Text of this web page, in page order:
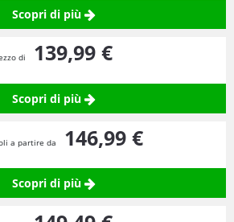
Scopri di più
di 139,99 €
Scopri di più
a partire da 146,99 €
Scopri di più